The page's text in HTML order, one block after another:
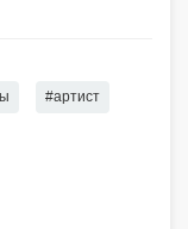
#артист